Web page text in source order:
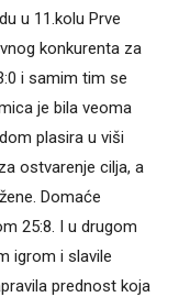
u 11.kolu Prve
konkurenta za
i samim tim se
je bila veoma
plasira u viši
ostvarenje cilja, a
Domaće
25:8. I u drugom
igrom i slavile
prednost koja